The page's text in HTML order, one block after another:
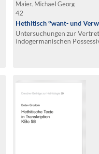
Maier, Michael Georg
42
Hethitisch °want- und
Untersuchungen zur
indogermanischen